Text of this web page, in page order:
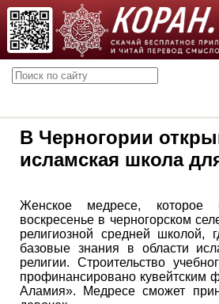
В Черногории
исламская школа
Женское медресе,
воскресенье в черногорском
религиозной средней школой,
базовые знания в области
религии. Строительство
профинансировано кувейтским
Аламия». Медресе сможет